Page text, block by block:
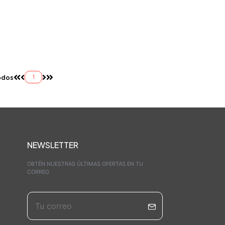
1
NEWSLETTER
OBTÉN NUESTRAS ÚLTIMAS OFERTAS EN TU
CORREO